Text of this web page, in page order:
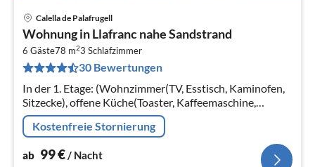
Calella de Palafrugell
Wohnung in Llafranc nahe Sandstrand
6 Gäste78 m23 Schlafzimmer
30 Bewertungen
In der 1. Etage: (Wohnzimmer(TV, Esstisch, Kaminofen,
Sitzecke), offene Küche(Toaster, Kaffeemaschine,
Backofen, Mikrowelle, Spülmaschine, Kühlschrank,
Tiefkühlschrank, )
Kostenfreie Stornierung
ab 99€/ Nacht